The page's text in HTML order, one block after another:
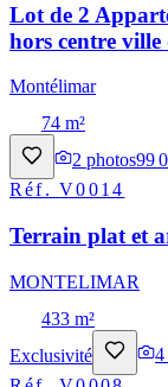
Lot de 2
hors centre
Montélimar
74 m²
2 photos99
Réf.V0014
Terrain plat et
MONTELIMAR
433 m²
Exclusivité
4